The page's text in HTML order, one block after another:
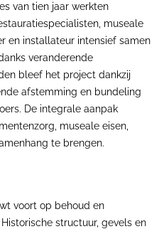
van tien jaar werkten
museale
en installateur intensief samen
veranderende
bleef het project dankzij
afstemming en bundeling
De integrale aanpak
museale eisen,
te brengen.
voort op behoud en
structuur, gevels en